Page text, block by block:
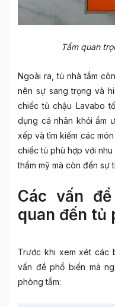
Tầm quan
Ngoài ra, tủ nhà tắm
nên sự sang trọng và
chiếc tủ chậu Lavabo
dụng cá nhân khỏi ẩm
xếp và tìm kiếm các
chiếc tủ phù hợp với
thẩm mỹ mà còn đến sự
Các vấn
quan đến tủ
Trước khi xem xét các
vấn đề phổ biến mà
phòng tắm: